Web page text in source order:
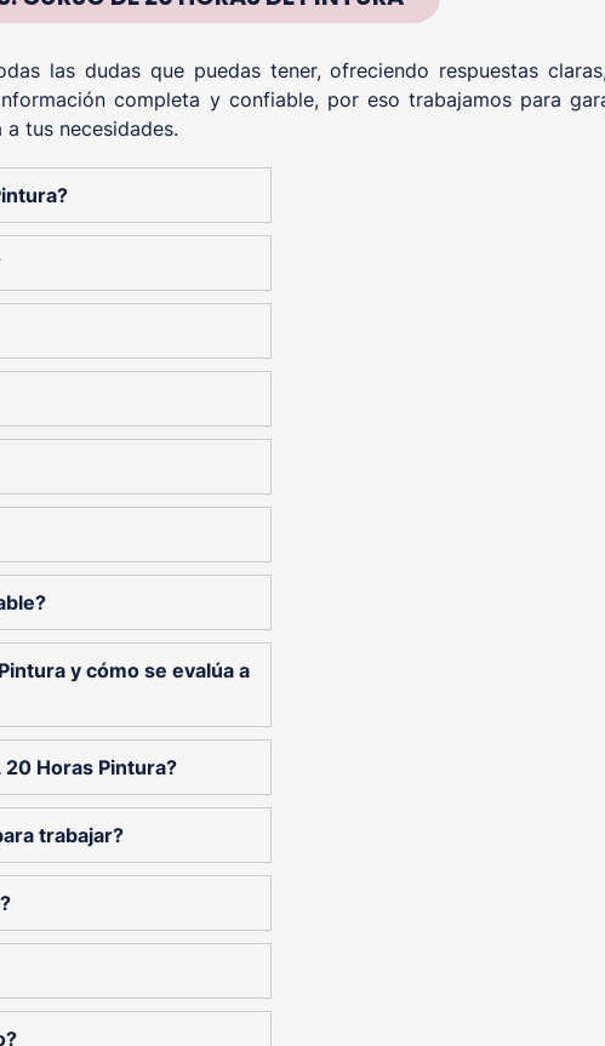
las dudas que puedas tener, ofreciendo respuestas
completa y confiable, por eso trabajamos para
tus necesidades.
y cómo se evalúa a
Horas Pintura?
trabajar?